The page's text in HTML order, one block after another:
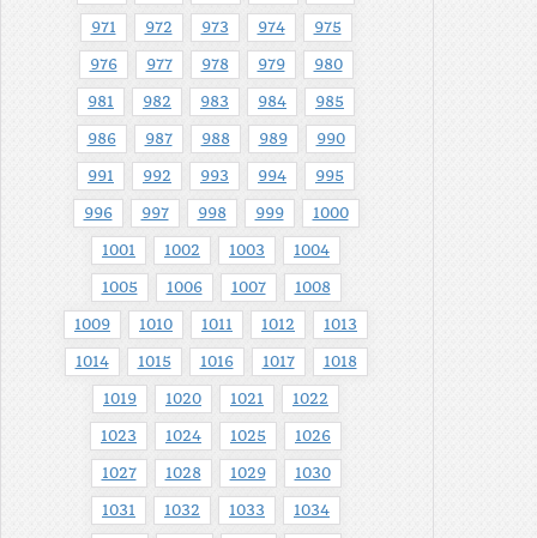
971 972 973 974 975
976 977 978 979 980
981 982 983 984 985
986 987 988 989 990
991 992 993 994 995
996 997 998 999 1000
1001 1002 1003 1004
1005 1006 1007 1008
1009 1010 1011 1012 1013
1014 1015 1016 1017 1018
1019 1020 1021 1022
1023 1024 1025 1026
1027 1028 1029 1030
1031 1032 1033 1034